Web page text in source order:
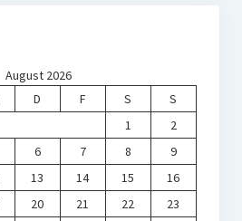
August 2026
D F S
S
1
2
6 7 8
9
13 14 15
16
20 21 22
23